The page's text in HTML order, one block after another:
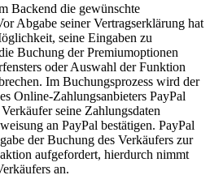
Backend die gewünschte
Abgabe seiner Vertragserklärung hat
seine Eingaben zu
Buchung der Premiumoptionen
oder Auswahl der Funktion
Im Buchungsprozess wird der
Online-Zahlungsanbieters PayPal
seine Zahlungsdaten
an PayPal bestätigen. PayPal
der Buchung des Verkäufers zur
aufgefordert, hierdurch nimmt
an.